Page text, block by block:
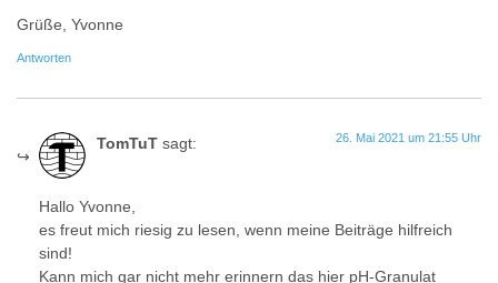
Grüße, Yvonne
Antworten
TomTuT sagt: 26. Mai 2021 um 21:55 Uhr
Hallo Yvonne,
es freut mich riesig zu lesen, wenn meine Beiträge hilfreich
sind!
Kann mich gar nicht mehr erinnern das hier pH-Granulat